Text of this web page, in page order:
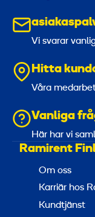
Vi svarar
Hitta
Våra
Vanliga
Här har vi
Ramirent
Om oss
Karriär hos
Kundtjänst